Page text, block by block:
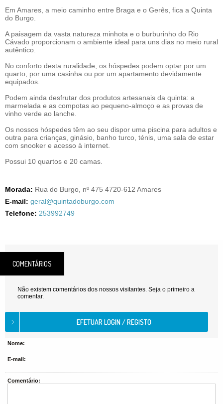
Em Amares, a meio caminho entre Braga e o Gerês, fica a Quinta
do Burgo.
A paisagem da vasta natureza minhota e o burburinho do Rio
Cávado proporcionam o ambiente ideal para uns dias no meio rural
autêntico.
No conforto desta ruralidade, os hóspedes podem optar por um
quarto, por uma casinha ou por um apartamento devidamente
equipados.
Podem ainda desfrutar dos produtos artesanais da quinta: a
marmelada e as compotas ao pequeno-almoço e as provas de
vinho verde ao lanche.
Os nossos hóspedes têm ao seu dispor uma piscina para adultos e
outra para crianças, ginásio, banho turco, ténis, uma sala de estar
com snooker e acesso à internet.
Possui 10 quartos e 20 camas.
Morada: Rua do Burgo, nº 475 4720-612 Amares
E-mail: geral@quintadoburgo.com
Telefone: 253992749
COMENTÁRIOS
Não existem comentários dos nossos visitantes. Seja o primeiro a
comentar.
Nome:
E-mail:
Comentário: